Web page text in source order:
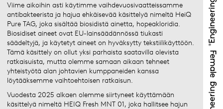
Viime aikoihin asti käytimme vaihdevuosivaatteissamme
antibakteerista ja hajua ehkäisevää käsittelyä nimeltä HeiQ
Pure TAG, joka sisältää biosidistä ainetta, hopeakloridia.
Biosidiset aineet ovat EU-lainsäädännössä tiukasti
säädeltyjä, ja käytetyt aineet on hyväksytty tekstiilikäyttöön.
Tämä käsittely on ollut yksi parhaista saatavilla olevista
ratkaisuista, mutta olemme samaan aikaan tehneet
yhteistyötä alan johtavien kumppaneiden kanssa
löytääksemme vaihtoehtoisen ratkaisun.
Vuodesta 2025 alkaen olemme siirtyneet käyttämään
käsittelyä nimeltä HEIQ Fresh MNT 01, joka hallitsee hajun